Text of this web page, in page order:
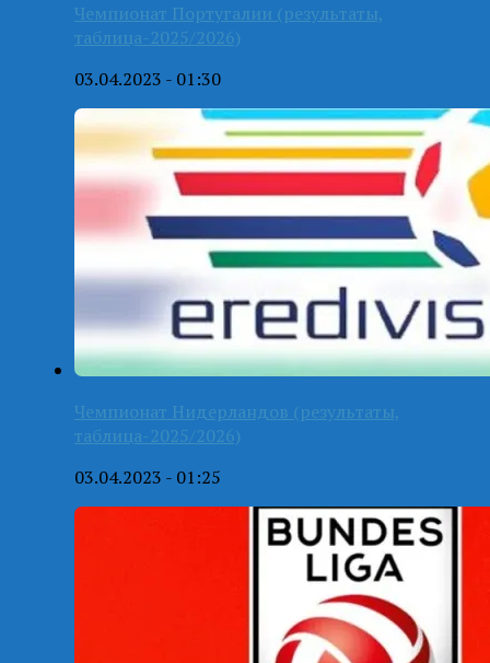
Чемпионат Португалии (результаты,
таблица-2025/2026)
03.04.2023 - 01:30
Чемпионат Нидерландов (результаты,
таблица-2025/2026)
03.04.2023 - 01:25